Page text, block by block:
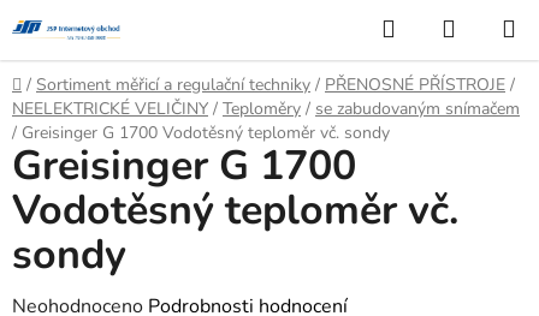
na
obsah
Hledat
KOŠÍK
Domů
/ Sortiment měřicí a regulační techniky / PŘENOSNÉ PŘÍSTROJE /
NEELEKTRICKÉ VELIČINY / Teploměry / se zabudovaným snímačem
/ Greisinger G 1700 Vodotěsný teploměr vč. sondy
Greisinger G 1700
Vodotěsný teploměr vč.
sondy
Průměrné
Neohodnoceno Podrobnosti hodnocení